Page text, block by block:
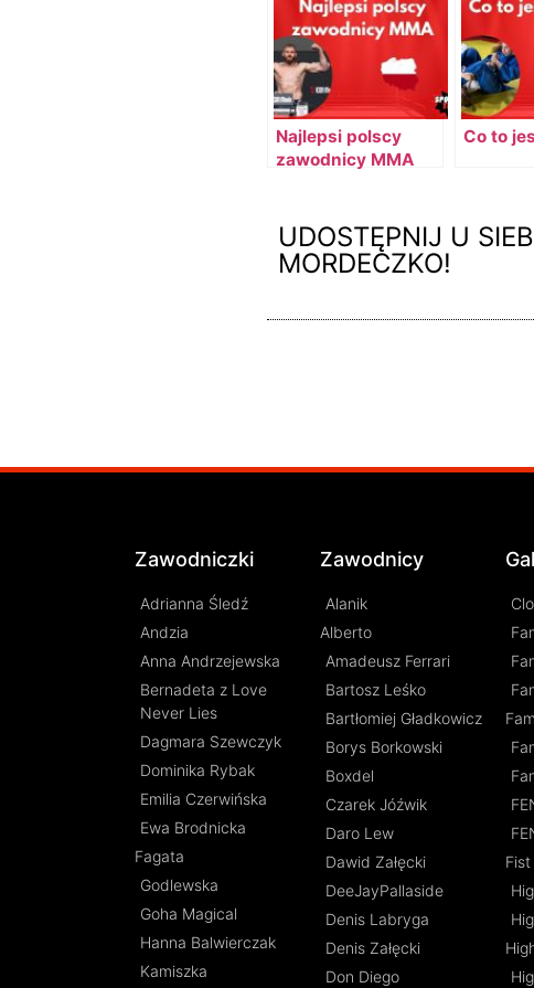
Najlepsi polscy
zawodnicy MMA
Co to
UDOSTĘPNIJ U
MORDECZKO!
Zawodniczki
Adrianna Śledź
Andzia
Anna Andrzejewska
Bernadeta z Love
Never Lies
Dagmara Szewczyk
Dominika Rybak
Emilia Czerwińska
Ewa Brodnicka
Fagata
Godlewska
Goha Magical
Hanna Balwierczak
Kamiszka
Zawodnicy
Alanik
Alberto
Amadeusz Ferrari
Bartosz Leśko
Bartłomiej Gładkowicz
Borys Borkowski
Boxdel
Czarek Jóźwik
Daro Lew
Dawid Załęcki
DeeJayPallaside
Denis Labryga
Denis Załęcki
Don Diego